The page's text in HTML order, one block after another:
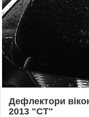
Дефлектори
2013 "CT"